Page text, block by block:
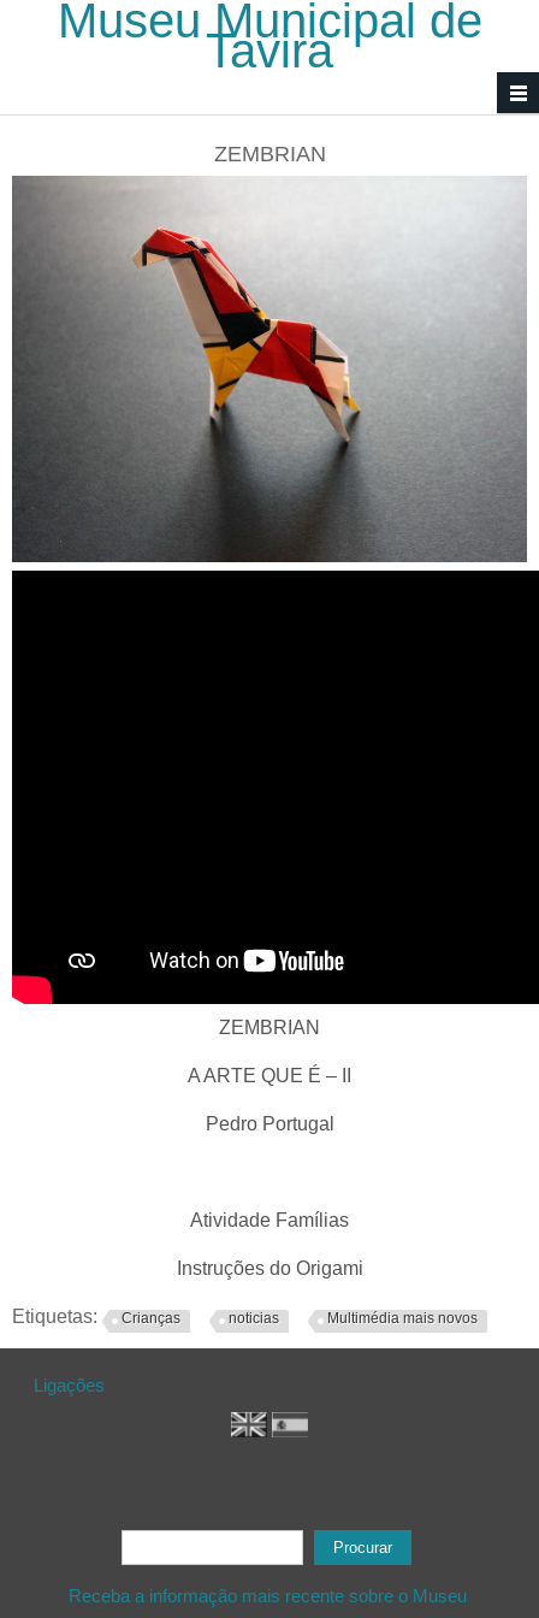
Passar para o conteúdo principal
Museu Municipal de
Tavira
ZEMBRIAN
ZEMBRIAN
A ARTE QUE É – II
Pedro Portugal
Atividade Famílias
Instruções do Origami
Etiquetas: Crianças noticias Multimédia mais novos
Ligações
Formulário de procura
Receba a informação mais recente sobre o Museu